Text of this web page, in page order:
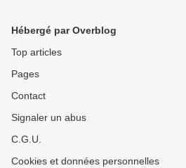
Hébergé par Overblog
Top articles
Pages
Contact
Signaler un abus
C.G.U.
Cookies et données personnelles